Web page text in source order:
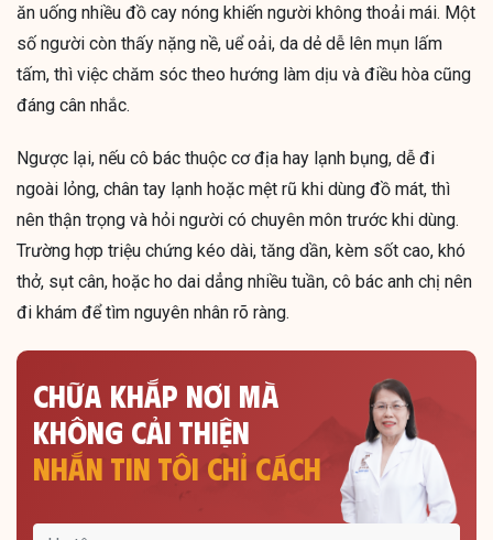
ăn uống nhiều đồ cay nóng khiến người không thoải mái. Một
số người còn thấy nặng nề, uể oải, da dẻ dễ lên mụn lấm
tấm, thì việc chăm sóc theo hướng làm dịu và điều hòa cũng
đáng cân nhắc.
Ngược lại, nếu cô bác thuộc cơ địa hay lạnh bụng, dễ đi
ngoài lỏng, chân tay lạnh hoặc mệt rũ khi dùng đồ mát, thì
nên thận trọng và hỏi người có chuyên môn trước khi dùng.
Trường hợp triệu chứng kéo dài, tăng dần, kèm sốt cao, khó
thở, sụt cân, hoặc ho dai dẳng nhiều tuần, cô bác anh chị nên
đi khám để tìm nguyên nhân rõ ràng.
CHỮA KHẮP NƠI MÀ
KHÔNG CẢI THIỆN
NHẮN TIN TÔI CHỈ CÁCH